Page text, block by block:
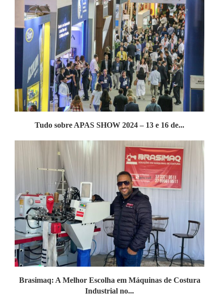
Tudo sobre APAS SHOW 2024 – 13 e 16 de...
Brasimaq: A Melhor Escolha em Máquinas de Costura
Industrial no...